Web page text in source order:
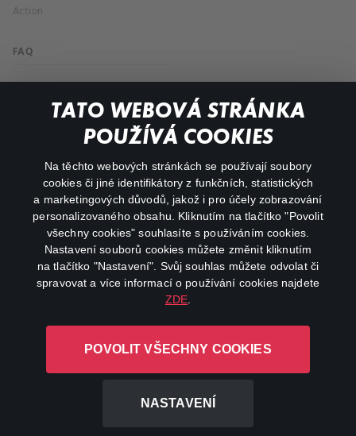
TATO WEBOVÁ STRÁNKA
POUŽÍVÁ COOKIES
Na těchto webových stránkách se používají soubory
cookies či jiné identifikátory z funkčních, statistických
a marketingových důvodů, jakož i pro účely zobrazování
personalizovaného obsahu. Kliknutím na tlačítko "Povolit
všechny cookies" souhlasíte s používáním cookies.
Nastavení souborů cookies můžete změnit kliknutím
na tlačítko "Nastavení". Svůj souhlas můžete odvolat či
spravovat a více informací o používání cookies najdete
ZDE
POVOLIT VŠECHNY COOKIES
NASTAVENÍ
Action
FAQ
My profile
facebookinstagram
youtube
L-1246 Luxembourg R.C.S.